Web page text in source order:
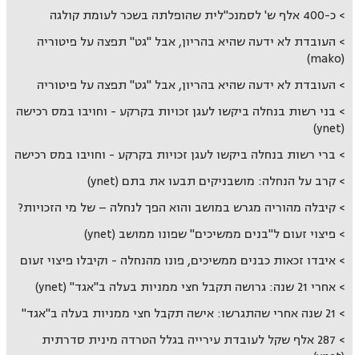
כ-400 אלף ש' לסמנכ"לית שהופלתה בשכר לעומת קולגה
העובדת לא ידעה שהיא בהריון, אבל "גט" תפצה על פיטוריה
(mako)
העובדת לא ידעה שהיא בהריון, אבל "גט" תפצה על פיטוריה
בני רשות בנחלה ביקשו לעגן זכויות בקרקע - וחויבו במס רכישה
(ynet)
ברי רשות בנחלה ביקשו לעגן זכויות בקרקע - וחויבו במס רכישה
קרב על הנחלה: מושבניקים תבעו את בתם (ynet)
קיבלה מהוריה מגרש במושב והוא הפך לנחלה – של מי הזכויות?
פיצוי זעום ל"בנים ממשיכים" שפונו ממושב (ynet)
איבדו זכאות כבנים ממשיכים, פונו מהנחלה - וקיבלו פיצוי זעום
אחרי 21 שנה: גרושה תקבל חצי ממניות בעלה ב"אגד" (ynet)
21 שנה אחרי שהתגרשו: אישה תקבל חצי ממניות בעלה ב"אגד"
287 אלף שקל לעובדת עירייה בגלל הטרדה מינית סדרתית